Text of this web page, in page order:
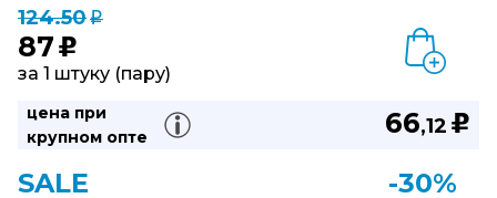
124.50q
87 u
за 1 штуку (пару)
цена при
крупном опте
66,12 u
SALE -30%